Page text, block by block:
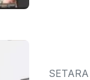
SETARA